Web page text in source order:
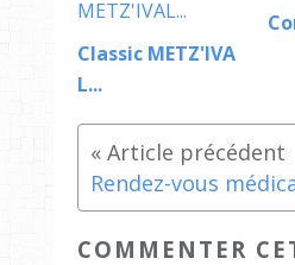
Classic METZ'IVA
L...
Rendez-vous
COMMENTER